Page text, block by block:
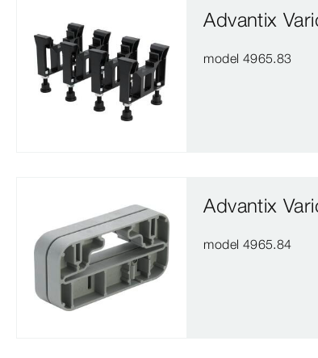
Advantix
model 4965.83
Advantix
model 4965.84